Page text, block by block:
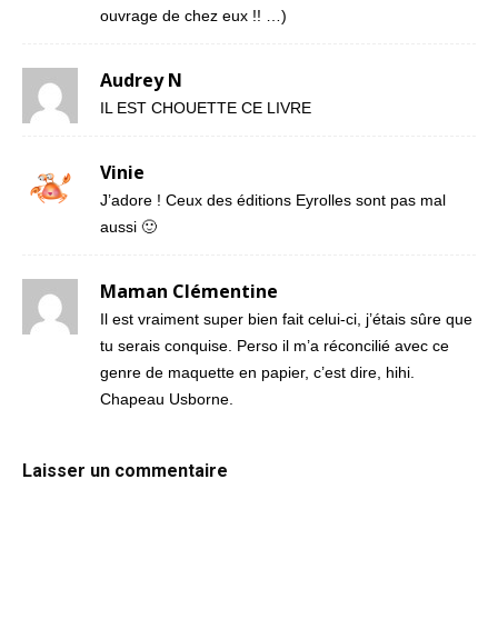
ouvrage de chez eux !! …)
Audrey N
IL EST CHOUETTE CE LIVRE
Vinie
J’adore ! Ceux des éditions Eyrolles sont pas mal
aussi 🙂
Maman Clémentine
Il est vraiment super bien fait celui-ci, j’étais sûre que
tu serais conquise. Perso il m’a réconcilié avec ce
genre de maquette en papier, c’est dire, hihi.
Chapeau Usborne.
Laisser un commentaire